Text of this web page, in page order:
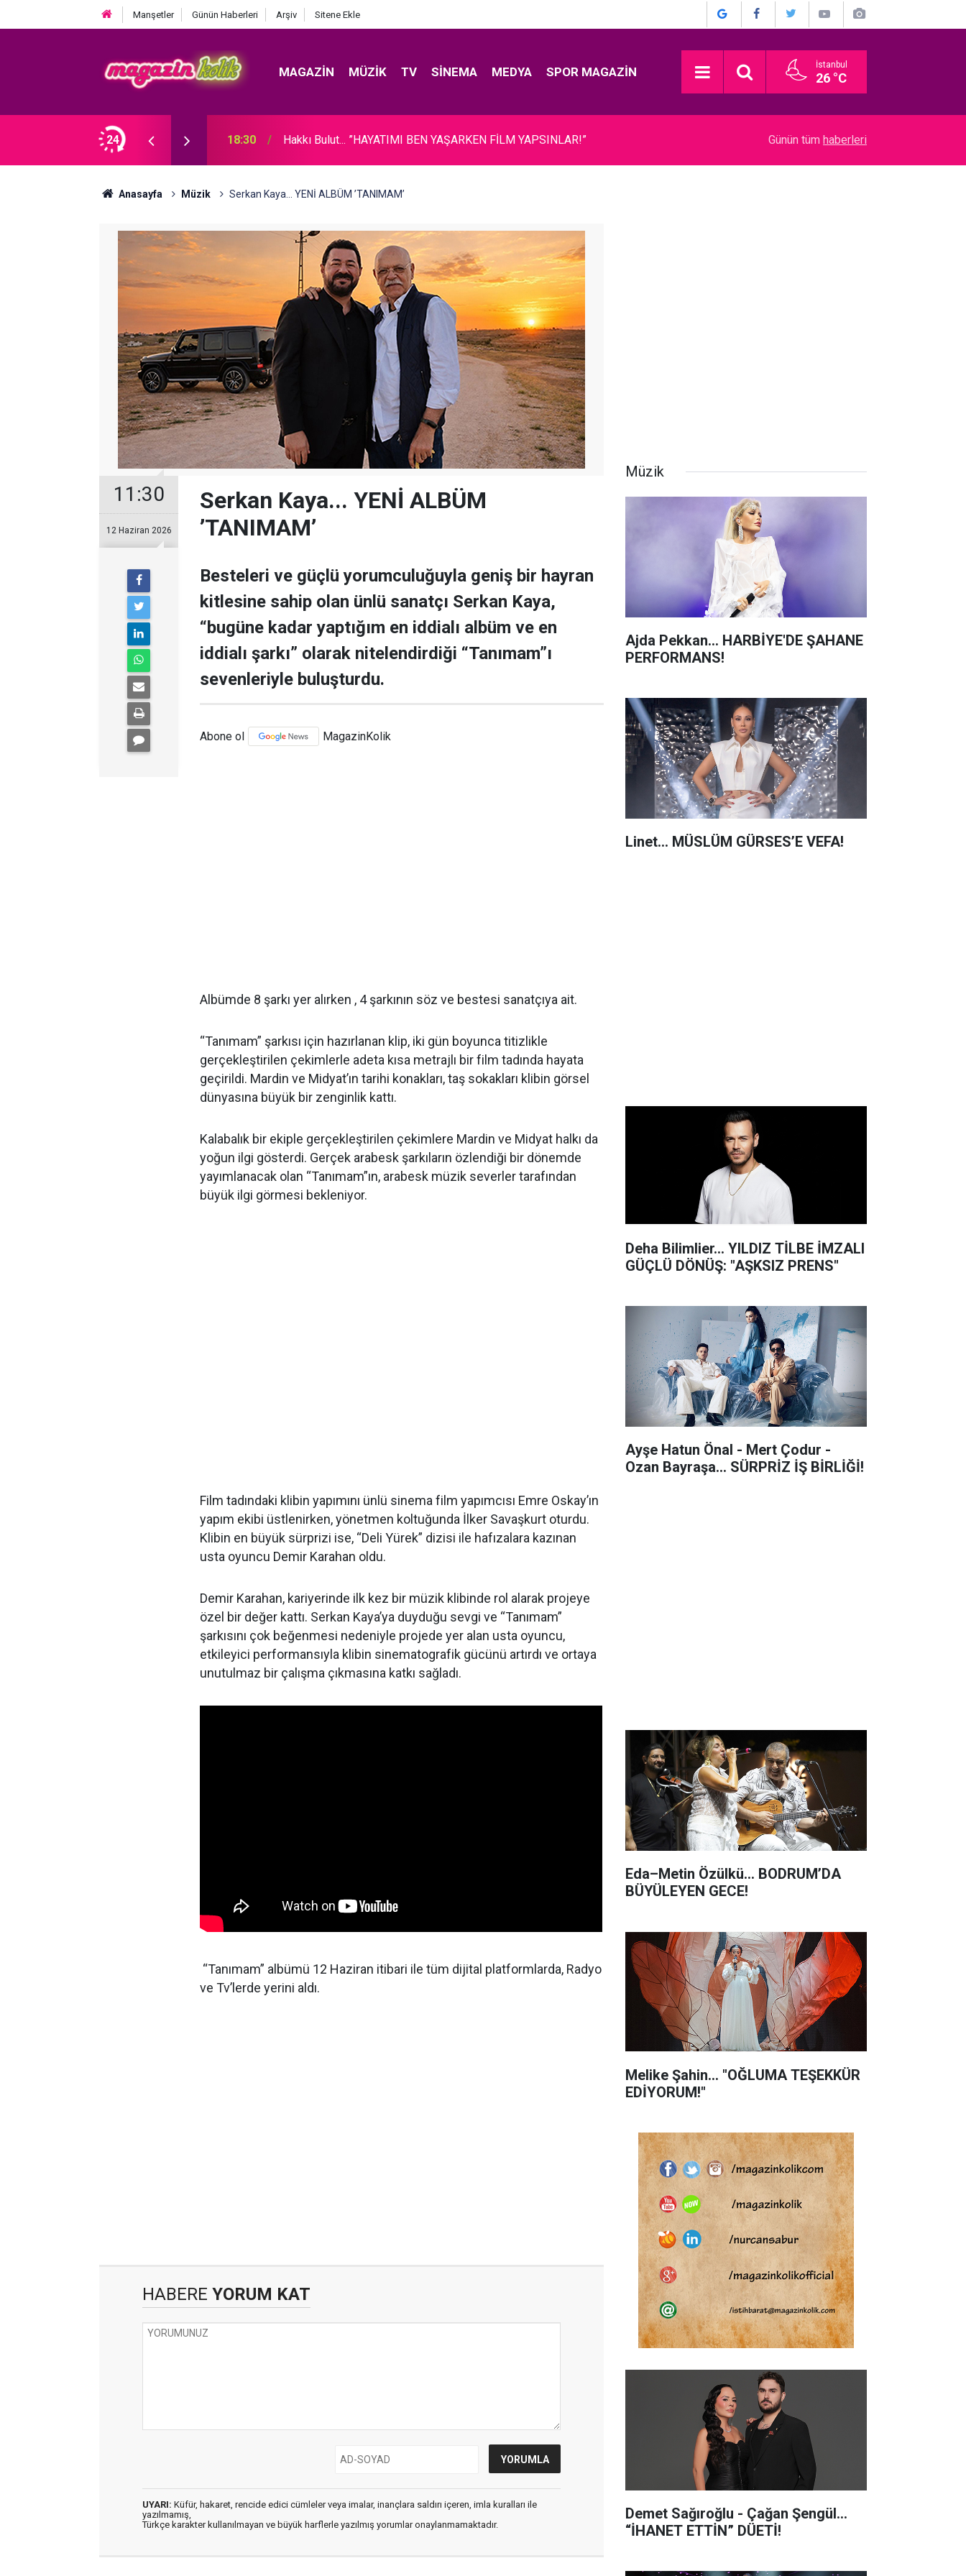
Manşetler Günün Haberleri Arşiv Sitene Ekle
MAGAZIN MÜZIK TV SINEMA MEDYA SPOR MAGAZIN İstanbul
26 °C
24
5 GÜZEL KADINI! 18:30 Hakkı Bulut... ”HAYATIMI BEN YAŞARKEN FİLM YAPSINLAR!” Münir Özkul... KIZININ AÇTIĞI TELİF
Günün tüm haberleri
Anasayfa Müzik Serkan Kaya... YENİ ALBÜM ’TANIMAM’
11:30
12 Haziran 2026
Serkan Kaya... YENİ ALBÜM
’TANIMAM’
Besteleri ve güçlü yorumculuğuyla geniş bir hayran
kitlesine sahip olan ünlü sanatçı Serkan Kaya,
“bugüne kadar yaptığım en iddialı albüm ve en
iddialı şarkı” olarak nitelendirdiği “Tanımam”ı
sevenleriyle buluşturdu.
Abone ol MagazinKolik
Albümde 8 şarkı yer alırken , 4 şarkının söz ve bestesi sanatçıya ait.
“Tanımam” şarkısı için hazırlanan klip, iki gün boyunca titizlikle
gerçekleştirilen çekimlerle adeta kısa metrajlı bir film tadında hayata
geçirildi. Mardin ve Midyat’ın tarihi konakları, taş sokakları klibin görsel
dünyasına büyük bir zenginlik kattı.
Kalabalık bir ekiple gerçekleştirilen çekimlere Mardin ve Midyat halkı da
yoğun ilgi gösterdi. Gerçek arabesk şarkıların özlendiği bir dönemde
yayımlanacak olan “Tanımam”ın, arabesk müzik severler tarafından
büyük ilgi görmesi bekleniyor.
Film tadındaki klibin yapımını ünlü sinema film yapımcısı Emre Oskay’ın
yapım ekibi üstlenirken, yönetmen koltuğunda İlker Savaşkurt oturdu.
Klibin en büyük sürprizi ise, “Deli Yürek” dizisi ile hafızalara kazınan
usta oyuncu Demir Karahan oldu.
Demir Karahan, kariyerinde ilk kez bir müzik klibinde rol alarak projeye
özel bir değer kattı. Serkan Kaya’ya duyduğu sevgi ve “Tanımam”
şarkısını çok beğenmesi nedeniyle projede yer alan usta oyuncu,
etkileyici performansıyla klibin sinematografik gücünü artırdı ve ortaya
unutulmaz bir çalışma çıkmasına katkı sağladı.
“Tanımam” albümü 12 Haziran itibari ile tüm dijital platformlarda, Radyo
ve Tv’lerde yerini aldı.
HABERE YORUM KAT
UYARI: Küfür, hakaret, rencide edici cümleler veya imalar, inançlara saldırı içeren, imla kuralları ile
yazılmamış,
Türkçe karakter kullanılmayan ve büyük harflerle yazılmış yorumlar onaylanmamaktadır.
Müzik
Ajda Pekkan... HARBİYE'DE ŞAHANE
PERFORMANS!
Linet… MÜSLÜM GÜRSES’E VEFA!
Deha Bilimlier... YILDIZ TİLBE İMZALI
GÜÇLÜ DÖNÜŞ: "AŞKSIZ PRENS"
Ayşe Hatun Önal - Mert Çodur -
Ozan Bayraşa... SÜRPRİZ İŞ BİRLİĞİ!
Eda–Metin Özülkü... BODRUM’DA
BÜYÜLEYEN GECE!
Melike Şahin... "OĞLUMA TEŞEKKÜR
EDİYORUM!"
Demet Sağıroğlu - Çağan Şengül...
“İHANET ETTİN” DÜETİ!